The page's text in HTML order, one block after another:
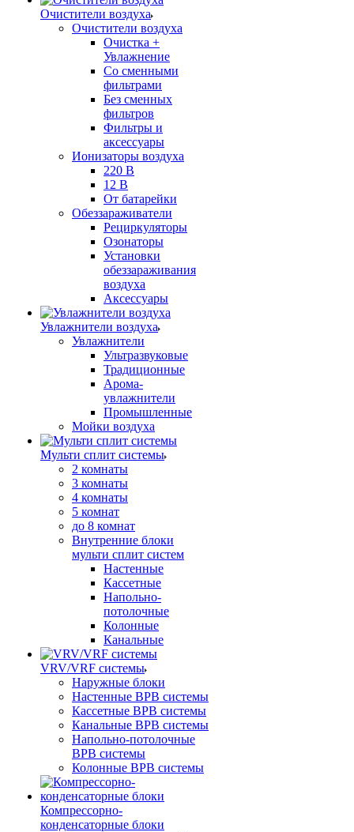
Очистители воздуха
Очистители воздуха
Очистка +
Увлажнение
Cо сменными
фильтрами
Без сменных
фильтров
Фильтры и
аксессуары
Ионизаторы воздуха
220 В
12 В
От батарейки
Обеззараживатели
Рециркуляторы
Озонаторы
Установки
обеззараживания
воздуха
Аксессуары
Увлажнители воздуха
Увлажнители
Ультразвуковые
Традиционные
Арома-
увлажнители
Промышленные
Мойки воздуха
Мульти сплит системы
2 комнаты
3 комнаты
4 комнаты
5 комнат
до 8 комнат
Внутренние блоки
мульти сплит систем
Настенные
Кассетные
Напольно-
потолочные
Колонные
Канальные
VRV/VRF системы
Наружные блоки
Настенные ВРВ системы
Кассетные ВРВ системы
Канальные ВРВ системы
Напольно-потолочные
ВРВ системы
Колонные ВРВ системы
Компрессорно-
конденсаторные блоки